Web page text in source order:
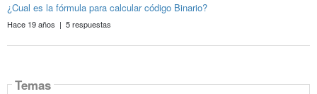
¿Cual es la fórmula para calcular código Binario?
Hace 19 años | 5 respuestas
Temas